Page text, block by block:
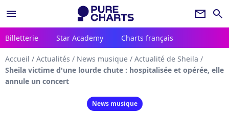
menu newsletter search
Billetterie Star Academy Charts français
Accueil / Actualités / News musique / Actualité de Sheila /
Sheila victime d'une lourde chute : hospitalisée et opérée, elle
annule un concert
News musique